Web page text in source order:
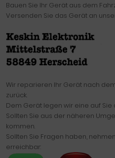
Bauen Sie Ihr Gerät aus dem
Versenden Sie das Gerät an
Wir reparieren Ihr Gerät nach
zurück.
Dem Gerät legen wir eine auf
Sollten Sie aus der näheren
kommen.
Sollten Sie Fragen haben,
erreichbar: